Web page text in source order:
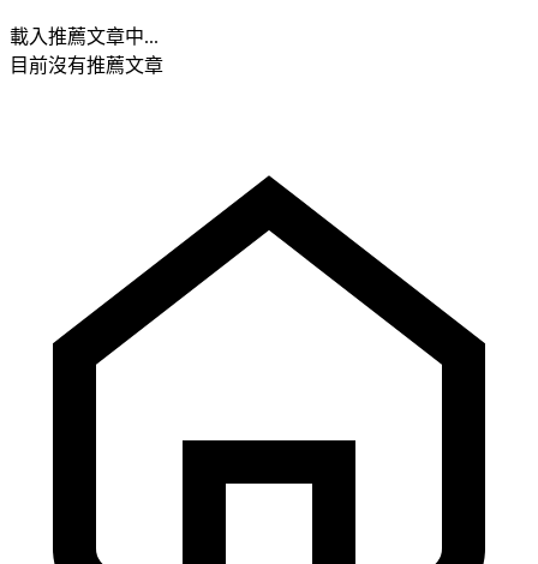
載入推薦文章中...
目前沒有推薦文章